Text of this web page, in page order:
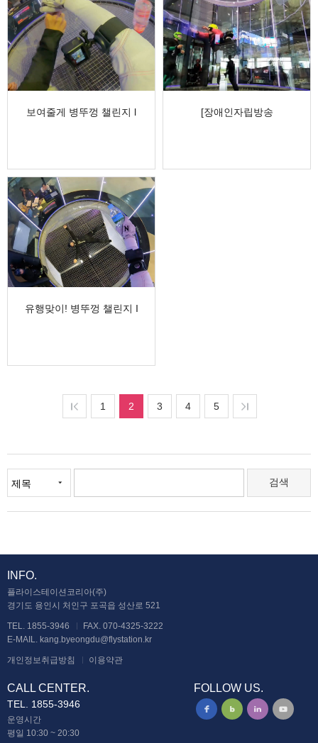
보여줄게 병뚜껑 챌린지 l
[장애인자립방송
유행맞이! 병뚜껑 챌린지 I
1 2 3 4 5
INFO.
플라이스테이션코리아(주)
경기도 용인시 처인구 포곡읍 성산로 521
TEL. 1855-3946
FAX. 070-4325-3222
E-MAIL. kang.byeongdu@flystation.kr
개인정보취급방침 이용약관
CALL CENTER.
TEL. 1855-3946
운영시간
평일 10:30 ~ 20:30
FOLLOW US.